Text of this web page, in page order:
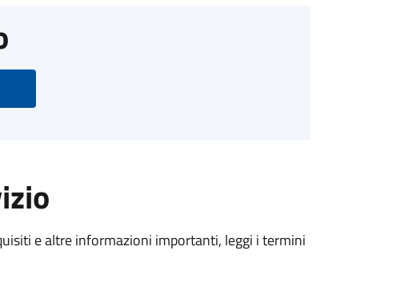
e altre informazioni importanti, leggi i termini